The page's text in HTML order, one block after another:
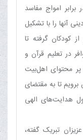
امواج مفاسد
آنها را با تشکیل
کودکان گرفته تا
در تعلیم قرآن و
پر محتوای اهل‌بیت
تا به مقتضای
هدایت‌های الهی
تبریک گفته،